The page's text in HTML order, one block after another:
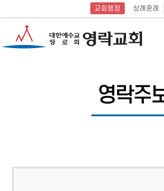
교회행정 상례혼례
영락주